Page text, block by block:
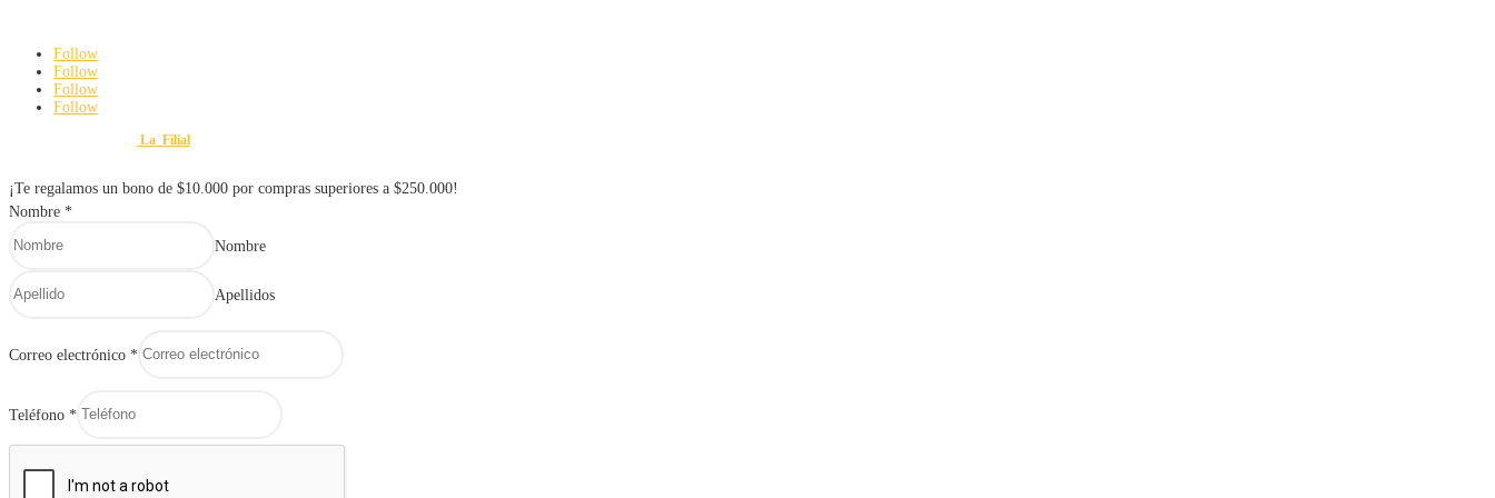
Follow
Follow
Follow
Follow
La_Filial
¡Te regalamos un bono de $10.000 por compras superiores a $250.000!
Nombre *
Nombre
Apellidos
Correo electrónico *
Teléfono *